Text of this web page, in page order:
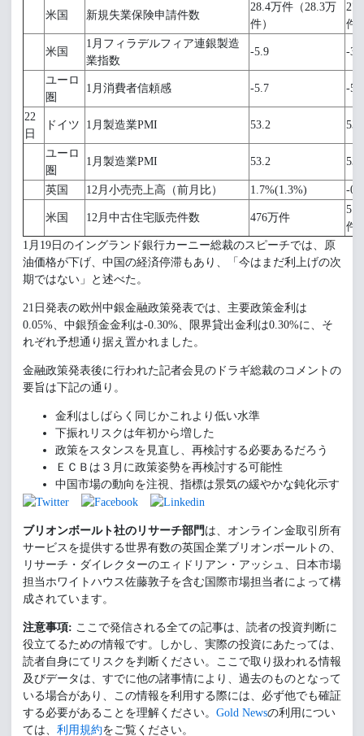
米国 新規失業保険申請件数
28.4万件（28.3万
件）
件
米国
1月フィラデルフィア連銀製造
業指数
-5.9 -3.0
ユーロ
圏
1月消費者信頼感 -5.7 -5.8
22
日
ドイツ 1月製造業PMI 53.2
ユーロ
圏
1月製造業PMI 53.2
英国 12月小売売上高（前月比） 1.7%(1.3%) -
米国 12月中古住宅販売件数 476万件
件
1月19日のイングランド銀行カーニー総裁のスピーチでは、原
油価格が下げ、中国の経済停滞もあり、「今はまだ利上げの次
期ではない」と述べた。
21日発表の欧州中銀金融政策発表では、主要政策金利は
0.05%、中銀預金金利は-0.30%、限界貸出金利は0.30%に、そ
れぞれ予想通り据え置かれました。
金融政策発表後に行われた記者会見のドラギ総裁のコメントの
要旨は下記の通り。
金利はしばらく同じかこれより低い水準
下振れリスクは年初から増した
政策をスタンスを見直し、再検討する必要あるだろう
ＥＣＢは３月に政策姿勢を再検討する可能性
中国市場の動向を注視、指標は景気の緩やかな鈍化示す
ブリオンボールト社のリサーチ部門 は、オンライン金取引所有
サービスを提供する世界有数の英国企業ブリオンボールトの、
リサーチ・ダイレクターのエィドリアン・アッシュ、日本市場
担当ホワイトハウス佐藤敦子を含む国際市場担当者によって構
成されています。
注意事項: ここで発信される全ての記事は、読者の投資判断に
役立てるための情報です。しかし、実際の投資にあたっては、
読者自身にてリスクを判断ください。ここで取り扱われる情報
及びデータは、すでに他の諸事情により、過去のものとなって
いる場合があり、この情報を利用する際には、必ず他でも確証
する必要があることを理解ください。 Gold Newsの利用につい
ては、 利用規約をご覧ください。